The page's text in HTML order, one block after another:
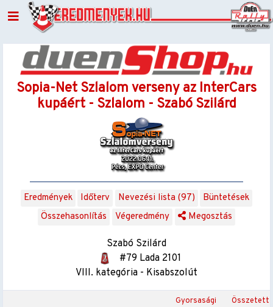
Sopia-Net Szlalom verseny az InterCars
kupáért - Szlalom - Szabó Szilárd
Eredmények Időterv Nevezési lista (97)
Büntetések
Összehasonlítás
Végeredmény Megosztás
Szabó Szilárd
#79 Lada 2101
VIII. kategória - Kisabszolút
Gyorsasági
Összetett